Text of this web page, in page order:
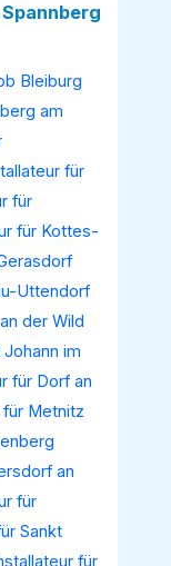
Spannberg
Bleiburg
am
für
für
für Kottes-
Uttendorf
der Wild
im
für Dorf an
für Metnitz
an
für
Sankt
für